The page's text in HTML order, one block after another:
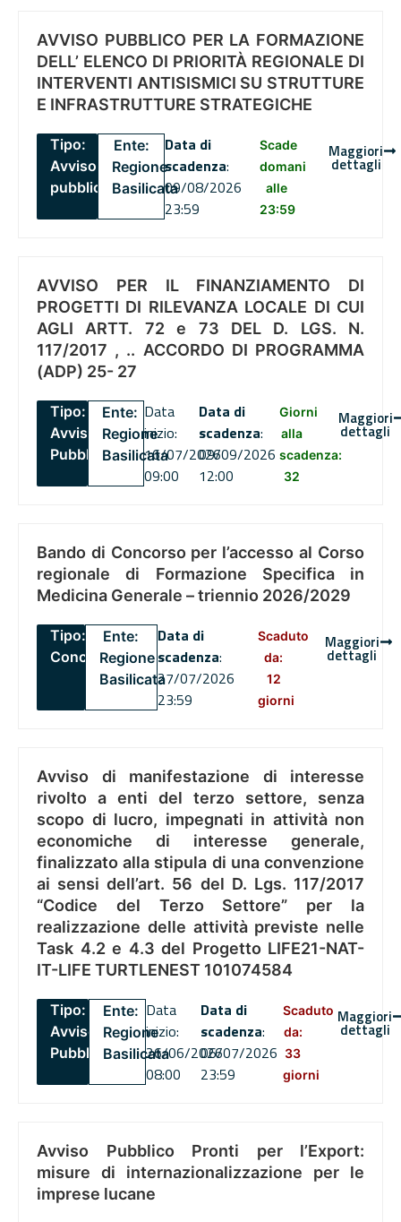
AVVISO PUBBLICO PER LA FORMAZIONE
DELL’ ELENCO DI PRIORITÀ REGIONALE DI
INTERVENTI ANTISISMICI SU STRUTTURE
E INFRASTRUTTURE STRATEGICHE
Tipo:
Avviso
pubblico
Ente:
Regione
Basilicata
Data di
scadenza:
09/08/2026
23:59
Scade
domani
alle
23:59
Maggiori
dettagli
AVVISO PER IL FINANZIAMENTO DI
PROGETTI DI RILEVANZA LOCALE DI CUI
AGLI ARTT. 72 e 73 DEL D. LGS. N.
117/2017 , .. ACCORDO DI PROGRAMMA
(ADP) 25- 27
Tipo:
Avviso
Pubblico
Ente:
Regione
Basilicata
Data
inizio:
16/07/2026
09:00
Data di
scadenza:
09/09/2026
12:00
Giorni
alla
scadenza:
32
Maggiori
dettagli
Bando di Concorso per l’accesso al Corso
regionale di Formazione Specifica in
Medicina Generale – triennio 2026/2029
Tipo:
Concorsi
Ente:
Regione
Basilicata
Data di
scadenza:
27/07/2026
23:59
Scaduto
da:
12
giorni
Maggiori
dettagli
Avviso di manifestazione di interesse
rivolto a enti del terzo settore, senza
scopo di lucro, impegnati in attività non
economiche di interesse generale,
finalizzato alla stipula di una convenzione
ai sensi dell’art. 56 del D. Lgs. 117/2017
“Codice del Terzo Settore” per la
realizzazione delle attività previste nelle
Task 4.2 e 4.3 del Progetto LIFE21-NAT-
IT-LIFE TURTLENEST 101074584
Tipo:
Avviso
Pubblico
Ente:
Regione
Basilicata
Data
inizio:
26/06/2026
08:00
Data di
scadenza:
06/07/2026
23:59
Scaduto
da:
33
giorni
Maggiori
dettagli
Avviso Pubblico Pronti per l’Export:
misure di internazionalizzazione per le
imprese lucane